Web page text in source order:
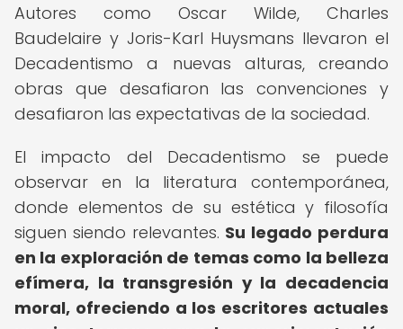
Autores como Oscar Wilde, Charles
Baudelaire y Joris-Karl Huysmans llevaron el
Decadentismo a nuevas alturas, creando
obras que desafiaron las convenciones y
desafiaron las expectativas de la sociedad.
El impacto del Decadentismo se puede
observar en la literatura contemporánea,
donde elementos de su estética y filosofía
siguen siendo relevantes. Su legado perdura
en la exploración de temas como la belleza
efímera, la transgresión y la decadencia
moral, ofreciendo a los escritores actuales